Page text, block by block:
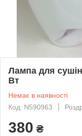
Лампа для
Вт
Немає в наявності
Код: N590963
380 ₴